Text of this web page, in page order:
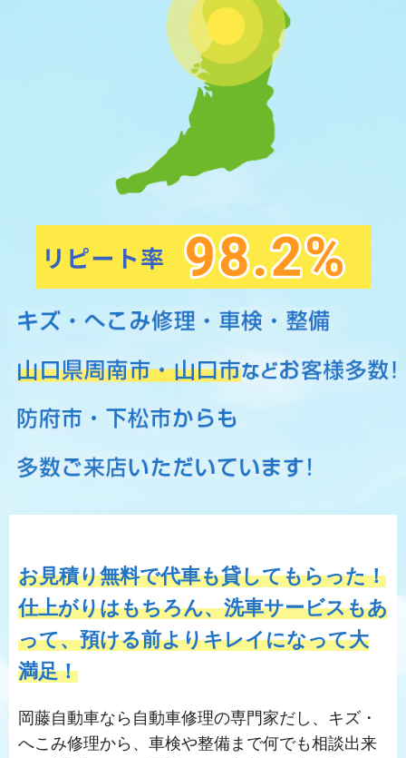
お見積り無料で代車も貸してもらった！
仕上がりはもちろん、洗車サービスもあ
って、預ける前よりキレイになって大
満足！
岡藤自動車なら自動車修理の専門家だし、キズ・
へこみ修理から、車検や整備まで何でも相談出来